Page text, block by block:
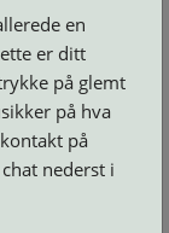
en
er ditt
på glemt
på hva
på
nederst i